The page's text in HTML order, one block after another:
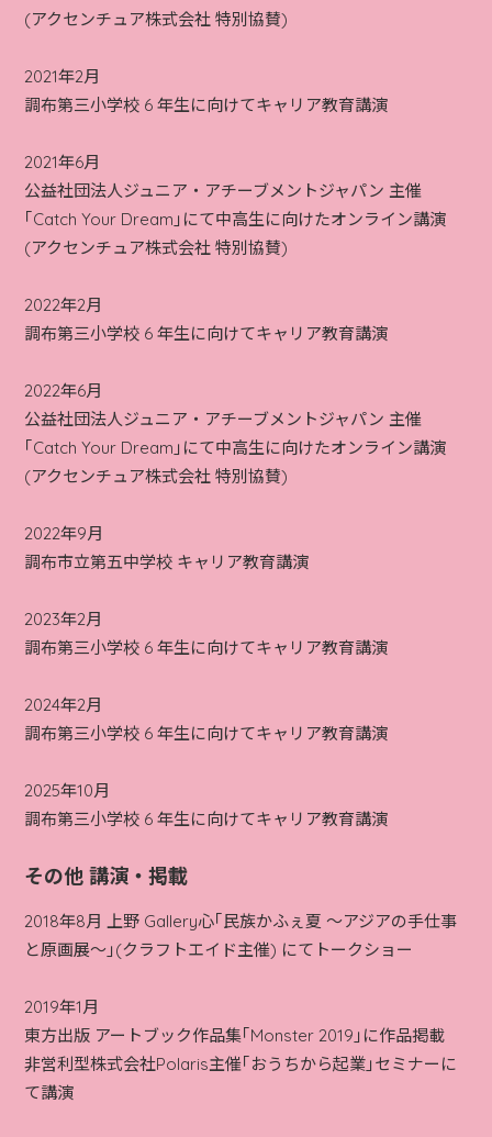
(アクセンチュア株式会社 特別協賛)
2021年2月
調布第三小学校 6 年生に向けてキャリア教育講演
2021年6月
公益社団法人ジュニア・アチーブメントジャパン 主催
｢Catch Your Dream｣にて中高生に向けたオンライン講演
(アクセンチュア株式会社 特別協賛)
2022年2月
調布第三小学校 6 年生に向けてキャリア教育講演
2022年6月
公益社団法人ジュニア・アチーブメントジャパン 主催
｢Catch Your Dream｣にて中高生に向けたオンライン講演
(アクセンチュア株式会社 特別協賛)
2022年9月
調布市立第五中学校 キャリア教育講演
2023年2月
調布第三小学校 6 年生に向けてキャリア教育講演
2024年2月
調布第三小学校 6 年生に向けてキャリア教育講演
2025年10月
調布第三小学校 6 年生に向けてキャリア教育講演
その他 講演・掲載
2018年8月 上野 Gallery心｢民族かふぇ夏 ～アジアの手仕事
と原画展～｣(クラフトエイド主催) にてトークショー
2019年1月
東方出版 アートブック作品集｢Monster 2019｣に作品掲載
非営利型株式会社Polaris主催｢おうちから起業｣セミナーに
て講演